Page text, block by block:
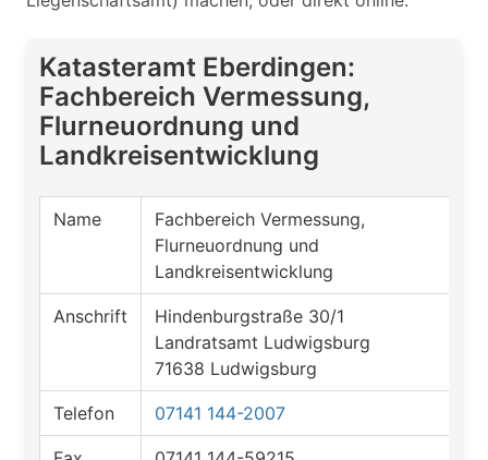
Katasteramt Eberdingen:
Fachbereich Vermessung,
Flurneuordnung und
Landkreisentwicklung
Name
Fachbereich Vermessung,
Flurneuordnung und
Landkreisentwicklung
Anschrift
Hindenburgstraße 30/1
Landratsamt Ludwigsburg
71638 Ludwigsburg
Telefon 07141 144-2007